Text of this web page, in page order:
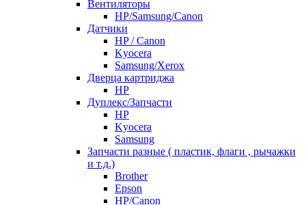
Вентиляторы
HP/Samsung/Canon
Датчики
HP / Canon
Kyocera
Samsung/Xerox
Дверца картриджа
HP
Дуплекс/Запчасти
HP
Kyocera
Samsung
Запчасти разные ( пластик, флаги , рычажки
и т.д.)
Brother
Epson
HP/Canon